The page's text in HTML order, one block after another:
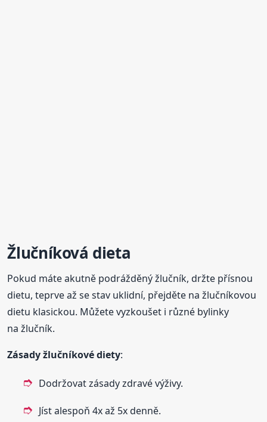
Žlučníková dieta
Pokud máte akutně podrážděný žlučník, držte přísnou
dietu, teprve až se stav uklidní, přejděte na žlučníkovou
dietu klasickou. Můžete vyzkoušet i různé bylinky
na žlučník.
Zásady žlučníkové diety:
Dodržovat zásady zdravé výživy.
Jíst alespoň 4x až 5x denně.